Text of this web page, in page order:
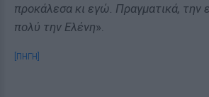
προκάλεσα κι εγώ. Πραγματικά, την
πολύ την Ελένη».
[ΠΗΓΗ]